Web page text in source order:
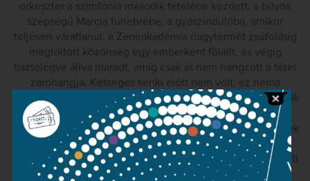
orkeszter a szimfónia második tételébe kezdett, a bűvös
szépségű Marcia funebrébe, a gyászindulóba, amikor
teljesen váratlanul, a Zeneakadémia nagytermét zsúfolásig
megtöltött közönség egy emberként fölállt, és végig
tisztelegve állva maradt, amíg csak el nem hangzott a tétel
záróhangja. Kétséges senki előtt nem volt, ez néma
tüntetés, alázatos főhajtás volt a forradalom hősei előtt, akik
életüket áldozták az oroszokkal és az ÁVO-sokkal vívott
egyenlőtlen küzdelemben. Politikai tiszteletadás, amelynek
híre meglehet eljutott a kádárista vezetéshez, de
nyilvánosságot nem kapott, egészen mostanáig. A Nemzeti
Filharmonikusok, most, hogy rábukkantak a történelmi